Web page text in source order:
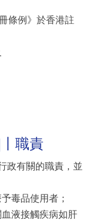
條例》於香港註
職責
政有關的職責，並
毒品使用者；
液接觸疾病如肝